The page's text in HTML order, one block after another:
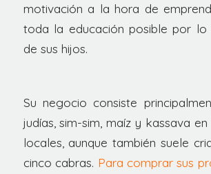
motivación a la hora de
toda la educación posible por lo
de sus hijos.
Su negocio consiste
judías, sim-sim, maíz y kassava
locales, aunque también suele
cinco cabras. Para comprar sus